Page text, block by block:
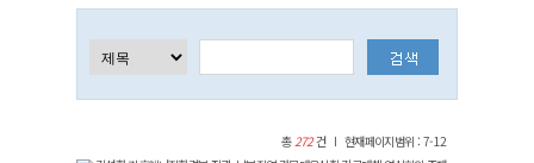
총272건 현재페이지범위 : 7-12